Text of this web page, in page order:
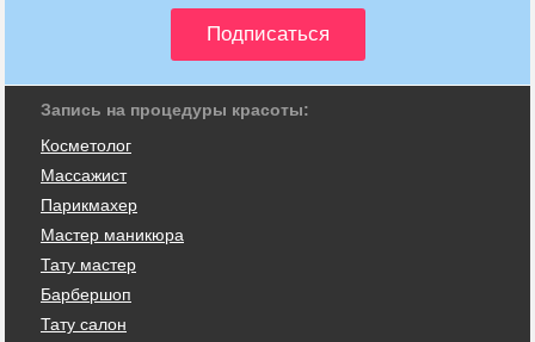
Запись на процедуры красоты:
Косметолог
Массажист
Парикмахер
Мастер маникюра
Тату мастер
Барбершоп
Тату салон